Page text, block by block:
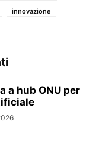
innovazione
a hub ONU per